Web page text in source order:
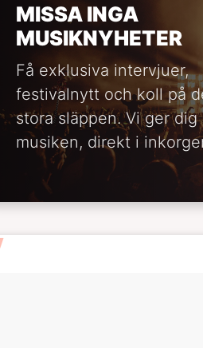
MISSA INGA
MUSIKNYHETER
Få exklusiva intervjuer,
festivalnytt och koll på
stora släppen. Vi ger dig
musiken, direkt i